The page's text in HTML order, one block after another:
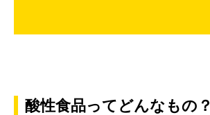
酸性食品ってどんなもの？